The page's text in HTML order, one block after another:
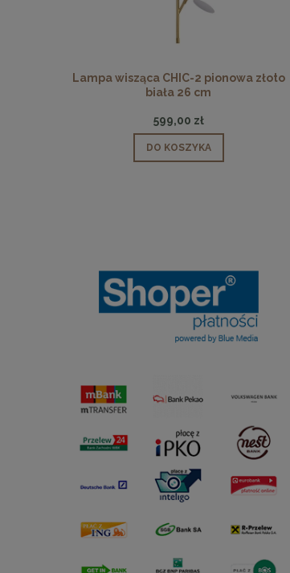
Lampa wisząca CHIC-2 pionowa złoto
biała 26 cm
599,00 zł
DO KOSZYKA